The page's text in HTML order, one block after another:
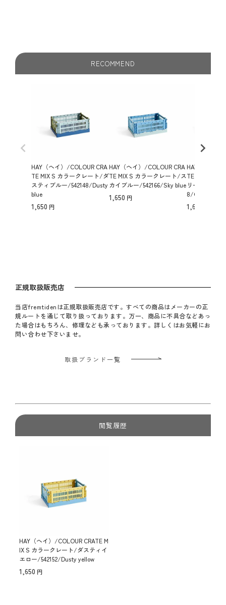
ださい。 ※組み立てや折りたたむ際に、力をいれすぎた
RECOMMEND
HAY（ヘイ）/COLOUR CRA
TE MIX S カラークレート/ダ
スティブルー/542148/Dusty
blue
1,650
HAY（ヘイ）/COLOUR CRA
TE MIX S カラークレート/ス
カイブルー/542166/Sky blue
1,650
HAY（ヘイ）/
TE MIX S カ
リーブ,ダー
8/Olive, dark
1,650
正規取扱販売店
当店fremtidenは正規取扱販売店です。すべての商品はメーカーの正
規ルートを通じて取り扱っております。万一、商品に不具合などあっ
た場合はもちろん、修理なども承っております。詳しくはお気軽にお
問い合わせ下さいませ。
取扱ブランド一覧
閲覧履歴
HAY（ヘイ）/COLOUR CRATE M
IX S カラークレート/ダスティイ
エロー/542152/Dusty yellow
1,650